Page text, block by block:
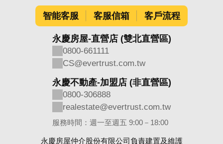
智能客服 客服信箱 客戶流程
永慶房屋-直營店 (雙北直營區)
0800-661111
CS@evertrust.com.tw
永慶不動產-加盟店 (非直營區)
0800-306888
realestate@evertrust.com.tw
服務時間：週一至週五 9:00－18:00
永慶房屋仲介股份有限公司負責建置及維護